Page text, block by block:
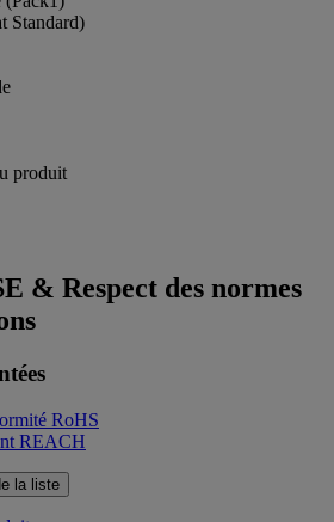
Standard)
produit
& Respect des normes
RoHS
REACH
la liste